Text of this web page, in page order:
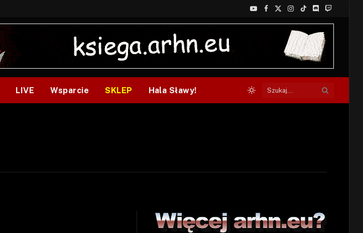
YouTube
Facebook
X
(Twitter)
Instagram
TikTokDiscordTwitch
LIVE Wsparcie SKLEP Hala Sławy!